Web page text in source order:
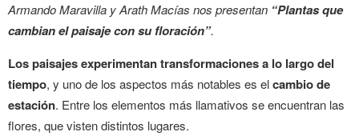
COLABORADORES
CONSEJO HONORÍFICO
Armando Maravilla y Arath Macías nos presentan “Plantas que
cambian el paisaje con su floración”.
Los paisajes experimentan transformaciones a lo largo del
tiempo, y uno de los aspectos más notables es elcambio de
estación. Entre los elementos más llamativos se encuentran las
flores, que visten distintos lugares.